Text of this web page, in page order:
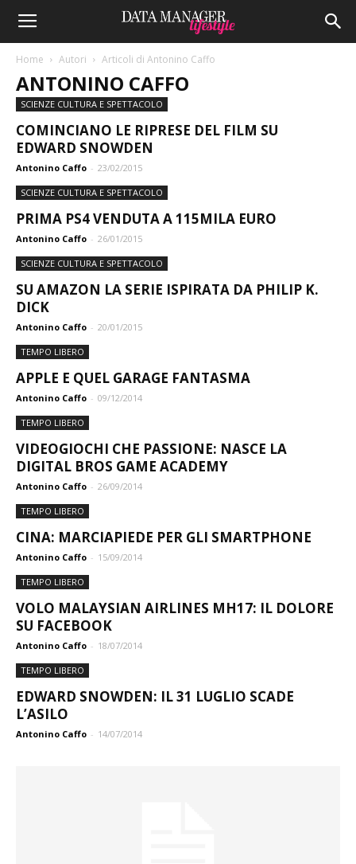
Home Autori Articoli di Antonino Caffo
ANTONINO CAFFO
SCIENZE CULTURA E SPETTACOLO
COMINCIANO LE RIPRESE DEL FILM SU
EDWARD SNOWDEN
Antonino Caffo - 23/02/2015
SCIENZE CULTURA E SPETTACOLO
PRIMA PS4 VENDUTA A 115MILA EURO
Antonino Caffo - 26/01/2015
SCIENZE CULTURA E SPETTACOLO
SU AMAZON LA SERIE ISPIRATA DA PHILIP K.
DICK
Antonino Caffo - 20/01/2015
TEMPO LIBERO
APPLE E QUEL GARAGE FANTASMA
Antonino Caffo - 09/12/2014
TEMPO LIBERO
VIDEOGIOCHI CHE PASSIONE: NASCE LA
DIGITAL BROS GAME ACADEMY
Antonino Caffo - 26/09/2014
TEMPO LIBERO
CINA: MARCIAPIEDE PER GLI SMARTPHONE
Antonino Caffo - 15/09/2014
TEMPO LIBERO
VOLO MALAYSIAN AIRLINES MH17: IL DOLORE
SU FACEBOOK
Antonino Caffo - 18/07/2014
TEMPO LIBERO
EDWARD SNOWDEN: IL 31 LUGLIO SCADE
L’ASILO
Antonino Caffo - 14/07/2014